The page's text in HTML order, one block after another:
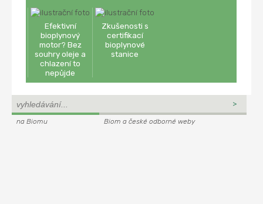
Efektivní
bioplynový
motor? Bez
souhry oleje a
chlazení to
nepůjde
Zkušenosti s
certifikací
bioplynové
stanice
na Biomu Biom a české odborné weby